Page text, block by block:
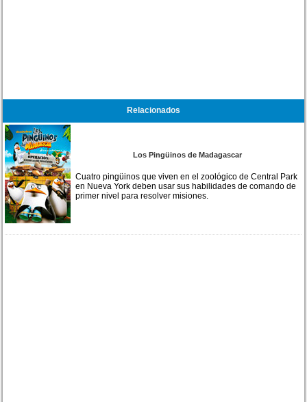
Relacionados
Los Pingüinos de Madagascar
Cuatro pingüinos que viven en el zoológico de Central Park
en Nueva York deben usar sus habilidades de comando de
primer nivel para resolver misiones.